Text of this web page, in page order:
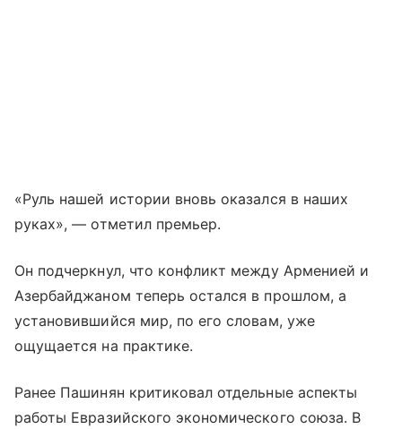
«Руль нашей истории вновь оказался в наших
руках», — отметил премьер.
Он подчеркнул, что конфликт между Арменией и
Азербайджаном теперь остался в прошлом, а
установившийся мир, по его словам, уже
ощущается на практике.
Ранее Пашинян критиковал отдельные аспекты
работы Евразийского экономического союза. В